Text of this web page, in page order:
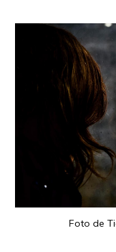
Foto de